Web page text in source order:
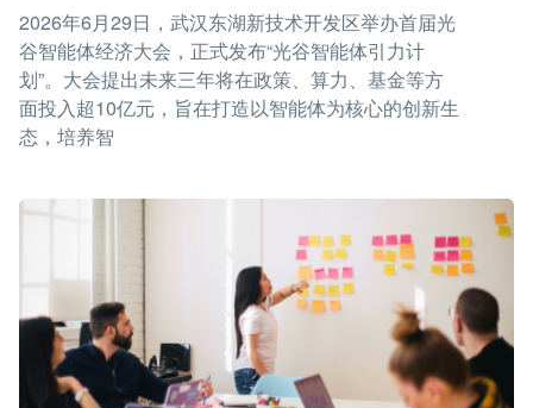
2026年6月29日，武汉东湖新技术开发区举办首届光
谷智能体经济大会，正式发布“光谷智能体引力计
划”。大会提出未来三年将在政策、算力、基金等方
面投入超10亿元，旨在打造以智能体为核心的创新生
态，培养智